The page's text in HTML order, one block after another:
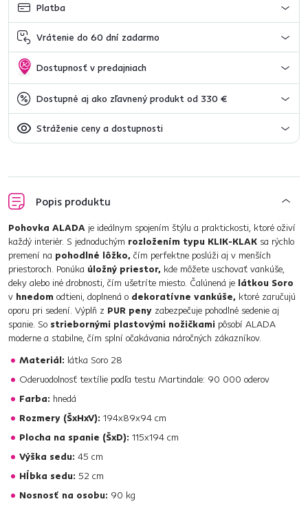
Platba
Vrátenie do 60 dní zadarmo
Dostupnosť v predajniach
Dostupné aj ako zľavnený produkt od 330 €
Stráženie ceny a dostupnosti
Popis produktu
Pohovka ALADA je ideálnym spojením štýlu a praktickosti, ktoré oživí
každý interiér. S jednoduchým rozložením typu KLIK-KLAK sa rýchlo
premení na pohodlné lôžko, čím perfektne poslúži aj v menších
priestoroch. Ponúka úložný priestor, kde môžete uschovať vankúše,
deky alebo iné drobnosti, čím ušetríte miesto. Čalúnená je látkou Soro
v hnedom odtieni, doplnená o dekoratívne vankúše, ktoré zaručujú
oporu pri sedení. Výplň z PUR peny zabezpečuje pohodlné sedenie aj
spanie. So striebornými plastovými nožičkami pôsobí ALADA
moderne a stabilne, čím splní očakávania náročných zákazníkov.
Materiál: látka Soro 28
Oderuodolnosť textílie podľa testu Martindale: 90 000 oderov
Farba: hnedá
Rozmery (ŠxHxV): 194x89x94 cm
Plocha na spanie (ŠxD): 115x194 cm
Výška sedu: 45 cm
Hĺbka sedu: 52 cm
Nosnosť na osobu: 90 kg